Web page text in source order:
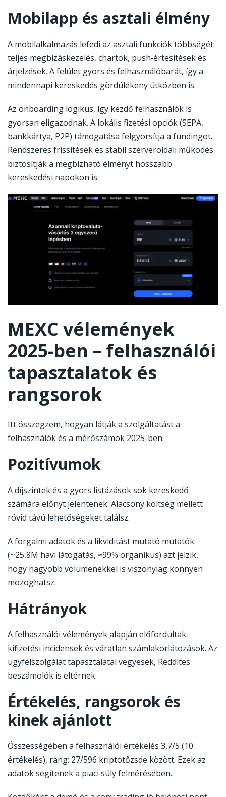
Mobilapp és asztali élmény
A mobilalkalmazás lefedi az asztali funkciók többségét:
teljes megbízáskezelés, chartok, push‑értesítések és
árjelzések. A felület gyors és felhasználóbarát, így a
mindennapi kereskedés gördülékeny útközben is.
Az onboarding logikus, így kezdő felhasználók is
gyorsan eligazodnak. A lokális fizetési opciók (SEPA,
bankkártya, P2P) támogatása felgyorsítja a fundingot.
Rendszeres frissítések és stabil szerveroldali működés
biztosítják a megbízható élményt hosszabb
kereskedési napokon is.
MEXC vélemények
2025-ben – felhasználói
tapasztalatok és
rangsorok
Itt összegzem, hogyan látják a szolgáltatást a
felhasználók és a mérőszámok 2025-ben.
Pozitívumok
A díjszintek és a gyors listázások sok kereskedő
számára előnyt jelentenek. Alacsony költség mellett
rövid távú lehetőségeket találsz.
A forgalmi adatok és a likviditást mutató mutatók
(~25,8M havi látogatás, ≈99% organikus) azt jelzik,
hogy nagyobb volumenekkel is viszonylag könnyen
mozoghatsz.
Hátrányok
A felhasználói vélemények alapján előfordultak
kifizetési incidensek és váratlan számlakorlátozások. Az
ügyfélszolgálat tapasztalatai vegyesek, Reddites
beszámolók is eltérnek.
Értékelés, rangsorok és
kinek ajánlott
Összességében a felhasználói értékelés 3,7/5 (10
értékelés), rang: 27/596 kriptotőzsde között. Ezek az
adatok segítenek a piaci súly felmérésében.